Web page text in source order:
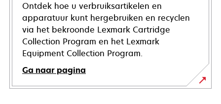
Ontdek hoe u verbruiksartikelen en
apparatuur kunt hergebruiken en recyclen
via het bekroonde Lexmark Cartridge
Collection Program en het Lexmark
Equipment Collection Program.
Ga naar pagina